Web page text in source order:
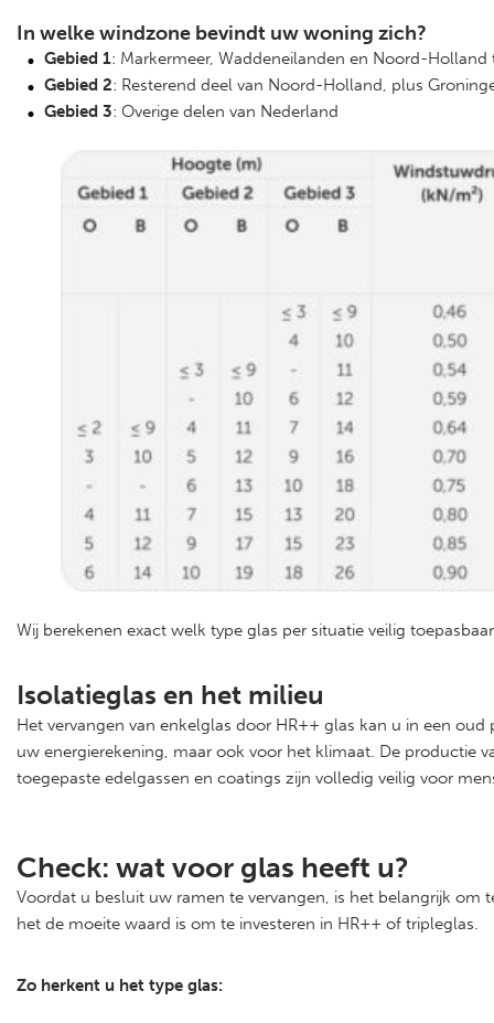
In welke windzone bevindt uw woning zich?
Gebied 1: Markermeer, Waddeneilanden en Noord-
Gebied 2: Resterend deel van Noord-Holland, plus
Gebied 3: Overige delen van Nederland
Wij berekenen exact welk type glas per situatie veilig
Isolatieglas en het milieu
Het vervangen van enkelglas door HR++ glas kan u in een
uw energierekening, maar ook voor het klimaat. De productie
toegepaste edelgassen en coatings zijn volledig veilig voor
Check: wat voor glas heeft u?
Voordat u besluit uw ramen te vervangen, is het belangrijk
het de moeite waard is om te investeren in HR++ of tripleglas.
Zo herkent u het type glas: